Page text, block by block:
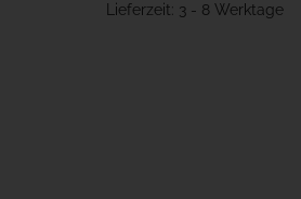
Lieferzeit: 3 - 8 Werktage